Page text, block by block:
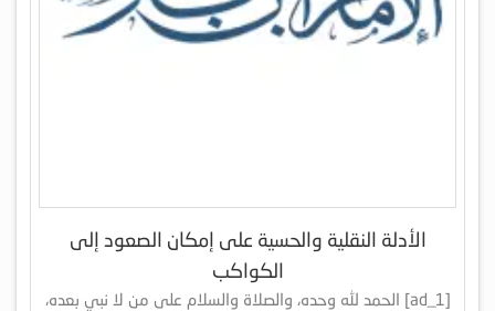
الأدلة النقلية والحسية على إمكان الصعود إلى
الكواكب
[ad_1] الحمد لله وحده، والصلاة والسلام على من لا نبي بعده،